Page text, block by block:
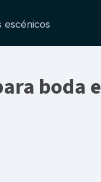
escénicos
boda